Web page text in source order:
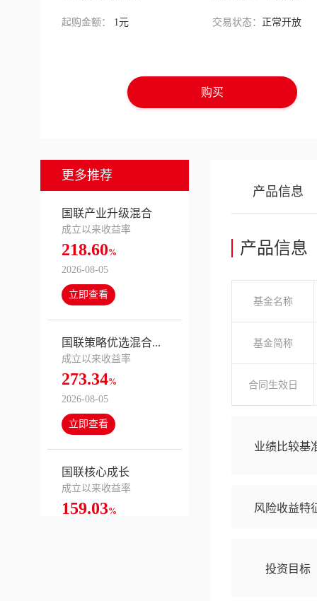
起购金额： 1元 交易状态： 正常开放
购买
更多推荐
国联产业升级混合
成立以来收益率
218.60%
2026-08-05
立即查看
国联策略优选混合...
成立以来收益率
273.34%
2026-08-05
立即查看
国联核心成长
成立以来收益率
159.03%
产品信息
产品信息
基金名称
基金简称
合同生效日
业绩比较基
风险收益特
投资目标